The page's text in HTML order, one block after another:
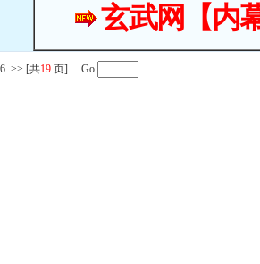
玄武网【内
>> [共19 页] Go